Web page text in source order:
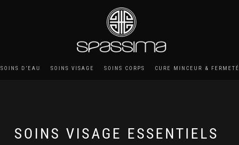
SOINS D’EAU SOINS VISAGE SOINS CORPS CURE MINCEUR & FERMETÉ
SOINS VISAGE ESSENTIELS